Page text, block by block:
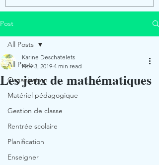
Post
All Posts
Organisation
Matériel pédagogique
Gestion de classe
Rentrée scolaire
Planification
Enseigner
All Posts
Les jeux de mathématiques
Karine Deschatelets
Nov 3, 2019 4 min read